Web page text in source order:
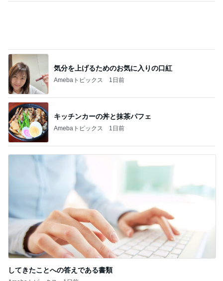
キッチンカーの丼と抹茶パフェ
Amebaトピックス 1日前
してきたことへの答えである書類
Amebaトピックス 1日前
記事を読む